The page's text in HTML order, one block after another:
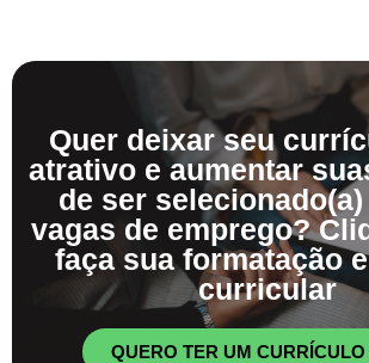
Quer deixar seu
atrativo e aumentar
de ser
vagas de emprego?
faça sua formatação
curricular
QUERO TER UM